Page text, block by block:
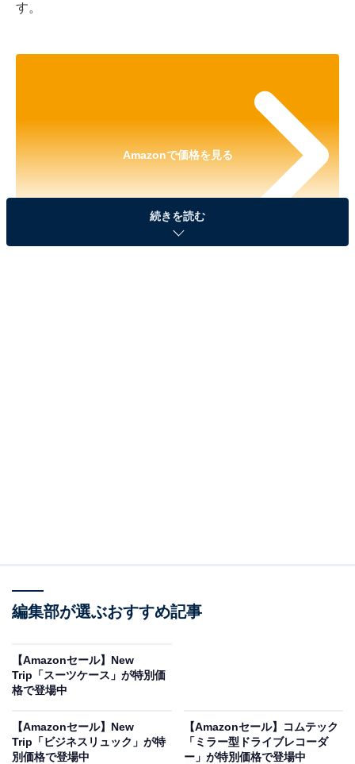
す。
Amazonで価格を見る
Amazonで見る
「エア釘打機」カテゴリでベストセラー1位を獲得して
いるのは、ハイコーキ「NP3635DA」です。価格は記事
この商品のおすすめポイントは？
続きを読む
編集部が選ぶおすすめ記事
【Amazonセール】New
Trip「スーツケース」が特別価
格で登場中
【Amazonセール】New
Trip「ビジネスリュック」が特
別価格で登場中
【Amazonセール】コムテック
「ミラー型ドライブレコーダ
ー」が特別価格で登場中